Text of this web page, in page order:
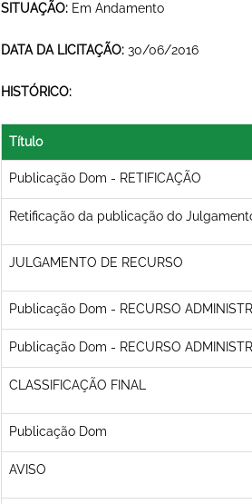
SITUAÇÃO: Em Andamento
DATA DA LICITAÇÃO: 30/06/2016
HISTÓRICO:
Título
Publicação Dom - RETIFICAÇÃO
Retificação da publicação do
JULGAMENTO DE RECURSO
Publicação Dom - RECURSO
Publicação Dom - RECURSO
CLASSIFICAÇÃO FINAL
Publicação Dom
AVISO